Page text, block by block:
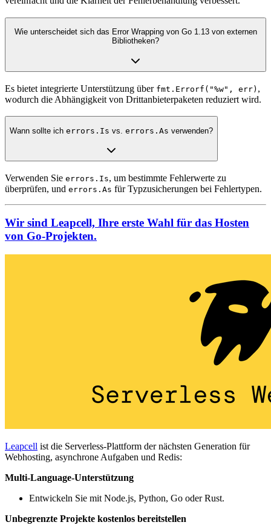
Wie unterscheidet sich das Error Wrapping von Go 1.13 von externen
Bibliotheken?
Es bietet integrierte Unterstützung über fmt.Errorf("%w", err) ,
wodurch die Abhängigkeit von Drittanbieterpaketen reduziert wird.
Wann sollte ich errors.Is vs. errors.As verwenden?
Verwenden Sie errors.Is, um bestimmte Fehlerwerte zu
überprüfen, und errors.As für Typzusicherungen bei Fehlertypen.
Wir sind Leapcell, Ihre erste Wahl für das Hosten
von Go-Projekten.
Leapcell ist die Serverless-Plattform der nächsten Generation für
Webhosting, asynchrone Aufgaben und Redis:
Multi-Language-Unterstützung
Entwickeln Sie mit Node.js, Python, Go oder Rust.
Unbegrenzte Projekte kostenlos bereitstellen